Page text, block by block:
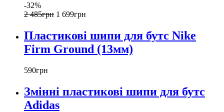
-32%
2 485грн 1 699грн
Пластикові шипи для бутс Nike
Firm Ground (13мм)
590грн
Змінні пластикові шипи для бутс
Adidas